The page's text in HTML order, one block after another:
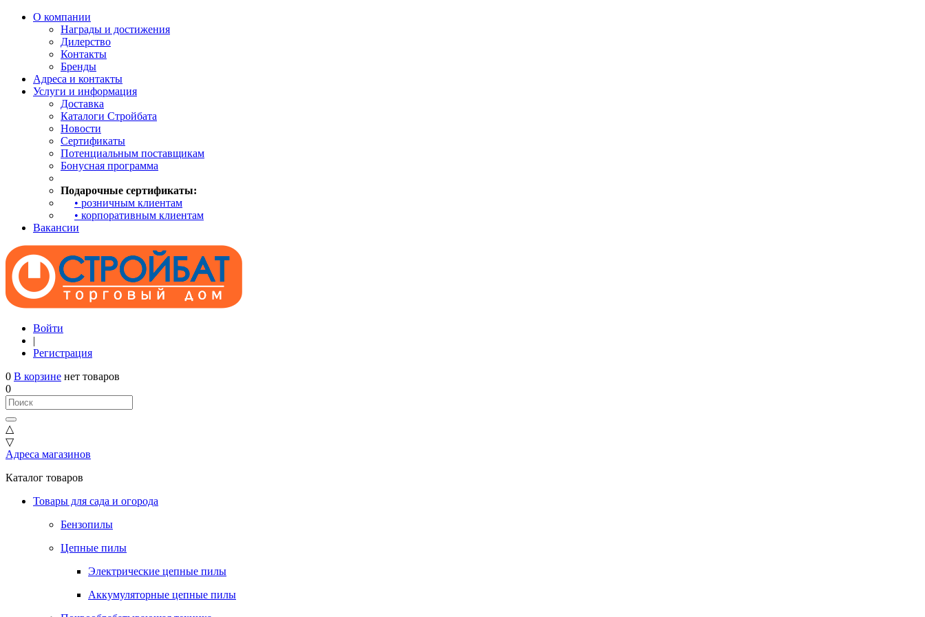
О компании
Награды и достижения
Дилерство
Контакты
Бренды
Адреса и контакты
Услуги и информация
Доставка
Каталоги Стройбата
Новости
Сертификаты
Потенциальным поставщикам
Бонусная программа
Подарочные сертификаты:
• розничным клиентам
• корпоративным клиентам
Вакансии
Войти
|
Регистрация
0 В корзине нет товаров
0
△
▽
Адреса магазинов
Каталог товаров
Товары для сада и огорода
Бензопилы
Цепные пилы
Электрические цепные пилы
Аккумуляторные цепные пилы